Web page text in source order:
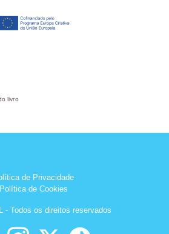
livro
de Privacidade
Política de Cookies
- Todos os direitos reservados